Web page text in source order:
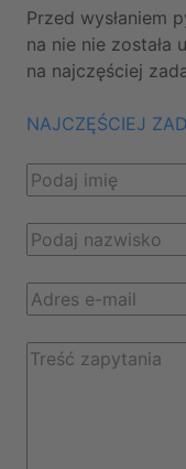
Przed wysłaniem
na nie nie została
na najczęściej
NAJCZĘŚCIEJ